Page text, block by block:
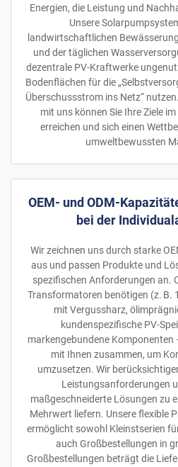
Energien, die Leistung und
Unsere
landwirtschaftlichen
und der täglichen
dezentrale PV-Kraftwerke
Bodenflächen für die
Überschussstrom ins Netz“
mit uns können Sie Ihre Ziele
erreichen und sich einen
umweltbewussten
OEM- und ODM-
bei der
Wir zeichnen uns durch starke
aus und passen Produkte und
spezifischen Anforderungen an.
Transformatoren benötigen (z. B.
mit Vergussharz,
kundenspezifische PV-
markengebundene Komponenten
mit Ihnen zusammen, um
umzusetzen. Wir
Leistungsanforderungen
maßgeschneiderte Lösungen zu
Mehrwert liefern. Unsere flexible
ermöglicht sowohl Kleinstserien
auch Großbestellungen in
Großbestellungen beträgt die